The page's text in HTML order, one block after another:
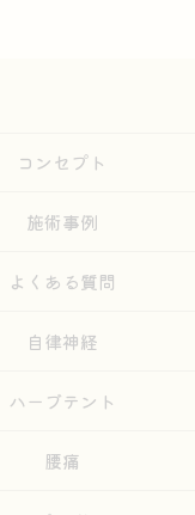
コンセプト
施術事例
よくある質問
自律神経
ハーブテント
腰痛